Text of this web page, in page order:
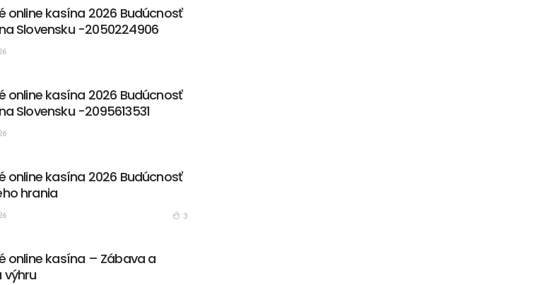
online kasína 2026 Budúcnosť
Slovensku -2050224906
online kasína 2026 Budúcnosť
Slovensku -2095613531
online kasína 2026 Budúcnosť
hrania
3
online kasína – Zábava a
výhru